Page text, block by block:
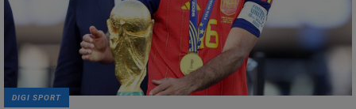
DIGI SPORT